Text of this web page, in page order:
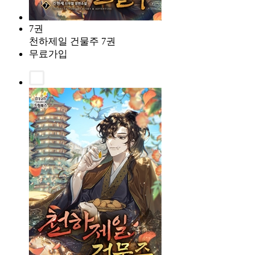
7권
천하제일 건물주 7권
무료가입